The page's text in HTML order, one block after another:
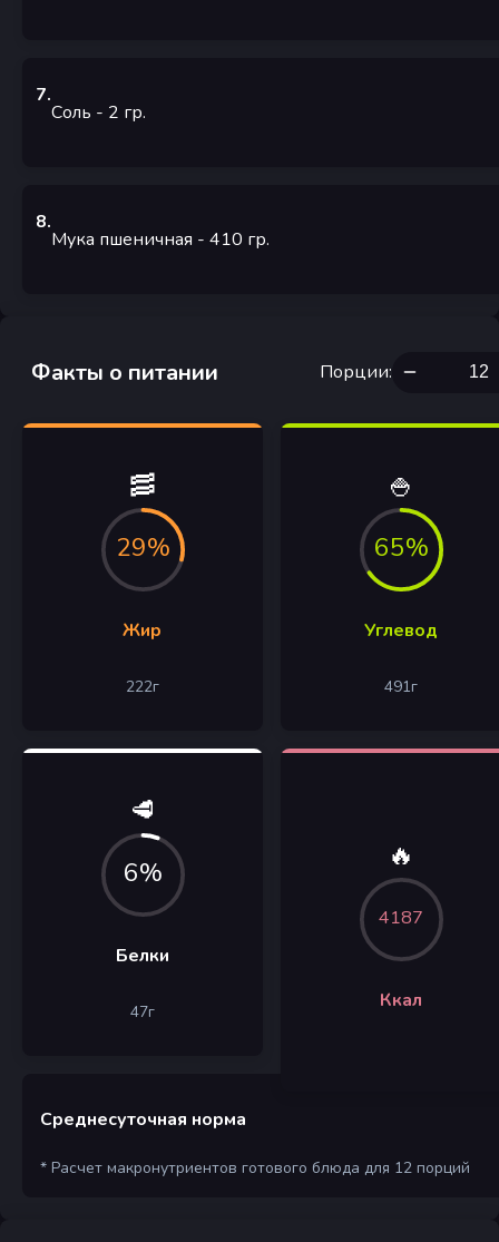
7.
Соль - 2 гр.
8.
Мука пшеничная - 410 гр.
Факты о питании Порции:
🥓
29%
Жир
222г
🍚
65%
Углевод
491г
🥩
6%
Белки
47г
🔥
4187
Ккал
Среднесуточная норма
* Расчет макронутриентов готового блюда для 12 порций